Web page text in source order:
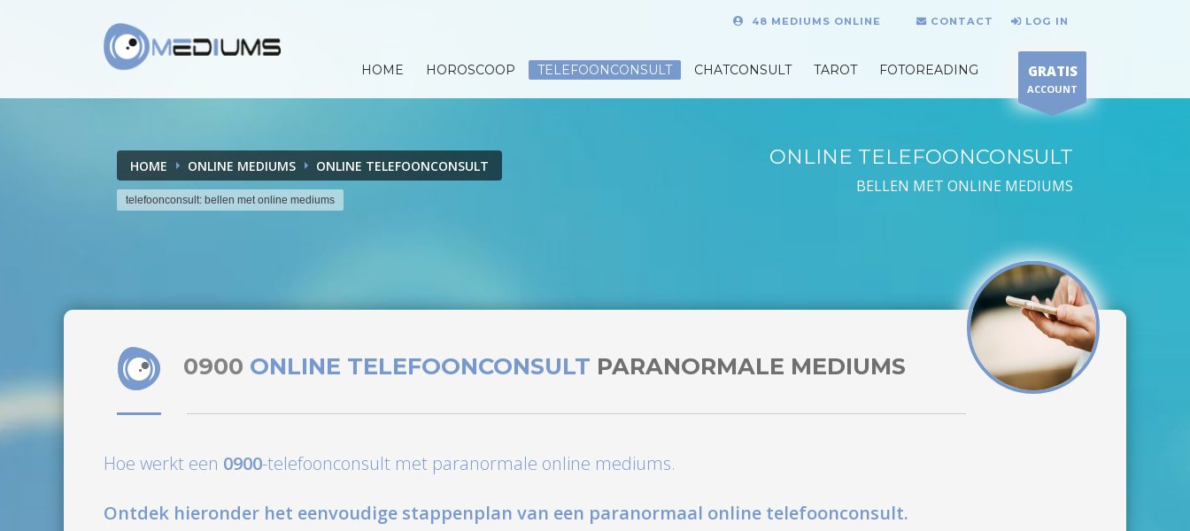
48 MEDIUMS ONLINE CONTACT LOG IN
HOME HOROSCOOP TELEFOONCONSULT CHATCONSULT TAROT FOTOREADING GRATIS
ACCOUNT
HOME ONLINE MEDIUMS ONLINE TELEFOONCONSULT
telefoonconsult: bellen met online mediums
ONLINE TELEFOONCONSULT
BELLEN MET ONLINE MEDIUMS
0900 ONLINE TELEFOONCONSULT PARANORMALE MEDIUMS
Hoe werkt een 0900-telefoonconsult met paranormale online mediums.
Ontdek hieronder het eenvoudige stappenplan van een paranormaal online telefoonconsult.